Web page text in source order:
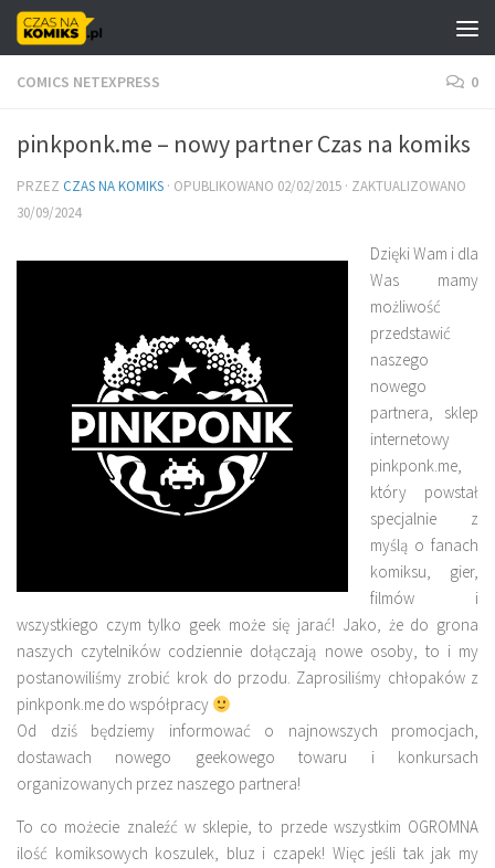
Skip to content
COMICS NETEXPRESS 0
pinkponk.me – nowy partner Czas na komiks
PRZEZ CZAS NA KOMIKS · OPUBLIKOWANO 02/02/2015 · ZAKTUALIZOWANO
30/09/2024
Dzięki Wam i dla
Was mamy
możliwość
przedstawić
naszego
nowego
partnera, sklep
internetowy
pinkponk.me,
który powstał
specjalnie z
myślą o fanach
komiksu, gier,
filmów i
wszystkiego czym tylko geek może się jarać! Jako, że do grona
naszych czytelników codziennie dołączają nowe osoby, to i my
postanowiliśmy zrobić krok do przodu. Zaprosiliśmy chłopaków z
pinkponk.me do współpracy
Od dziś będziemy informować o najnowszych promocjach,
dostawach nowego geekowego towaru i konkursach
organizowanych przez naszego partnera!
To co możecie znaleźć w sklepie, to przede wszystkim OGROMNA
ilość komiksowych koszulek, bluz i czapek! Więc jeśli tak jak my